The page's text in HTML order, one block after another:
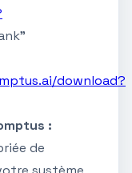
download?
:
de